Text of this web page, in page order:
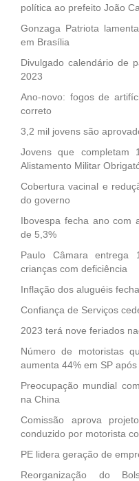
política ao prefeito João
Gonzaga Patriota
em Brasília
Divulgado calendário de
2023
Ano-novo: fogos de
correto
3,2 mil jovens são
Jovens que completam
Alistamento Militar
Cobertura vacinal e
do governo
Ibovespa fecha ano com
de 5,3%
Paulo Câmara entrega
crianças com deficiência
Inflação dos aluguéis
Confiança de Serviços
2023 terá nove feriados
Número de motoristas
aumenta 44% em SP
Preocupação mundial
na China
Comissão aprova
conduzido por motorista
PE lidera geração de
Reorganização do